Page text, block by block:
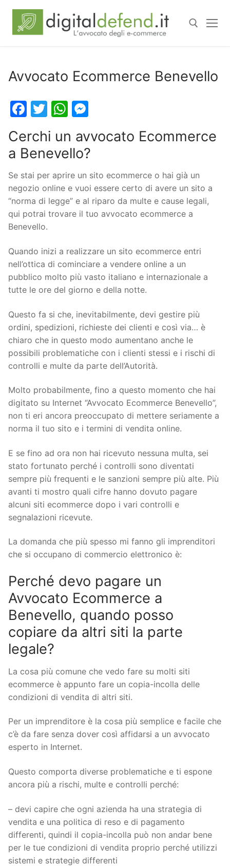
Avvocato Ecommerce Benevello
Facebook
TwitterWhatsApp
Cerchi un avvocato Ecommerce
a Benevello?
Se stai per aprire un sito ecommerce o hai già un
negozio online e vuoi essere certo di avere un sito a
“norma di legge” e al riparo da multe e cause legali,
qui potrai trovare il tuo avvocato ecommerce a
Benevello.
Quando inizi a realizzare un sito ecommerce entri
nell’ottica di cominciare a vendere online a un
pubblico molto più vasto italiano e internazionale a
tutte le ore del giorno e della notte.
Questo fa si che, inevitabilmente, devi gestire più
ordini, spedizioni, richieste dei clienti e così via… è
chiaro che in questo modo aumentano anche le
possibili problematiche con i clienti stessi e i rischi di
controlli e multe da parte dell’Autorità.
Molto probabilmente, fino a questo momento che hai
digitato su Internet “Avvocato Ecommerce Benevello”,
non ti eri ancora preoccupato di mettere seriamente a
norma il tuo sito e i termini di vendita online.
E se fino ad ora non hai ricevuto nessuna multa, sei
stato fortunato perché i controlli sono diventati
sempre più frequenti e le sanzioni sempre più alte. Più
avanti ti mostro quali cifre hanno dovuto pagare
alcuni siti ecommerce dopo i vari controlli e
segnalazioni ricevute.
La domanda che più spesso mi fanno gli imprenditori
che si occupano di commercio elettronico è:
Perché devo pagare un
Avvocato Ecommerce a
Benevello, quando posso
copiare da altri siti la parte
legale?
La cosa più comune che vedo fare su molti siti
ecommerce è appunto fare un copia-incolla delle
condizioni di vendita di altri siti.
Per un imprenditore è la cosa più semplice e facile che
c’è da fare senza dover così affidarsi a un avvocato
esperto in Internet.
Questo comporta diverse problematiche e ti espone
ancora più a rischi, multe e controlli perché:
– devi capire che ogni azienda ha una strategia di
vendita e una politica di reso e di pagamento
differenti, quindi il copia-incolla può non andar bene
per le tue condizioni di vendita proprio perché utilizzi
sistemi e strategie differenti